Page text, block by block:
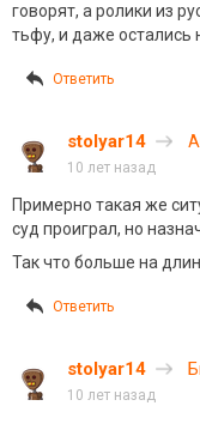
говорят, а ролики из
тьфу, и даже остались
Ответить
stolyar14
10 лет назад
Примерно такая же
суд проиграл, но
Так что больше на
Ответить
stolyar14
10 лет назад